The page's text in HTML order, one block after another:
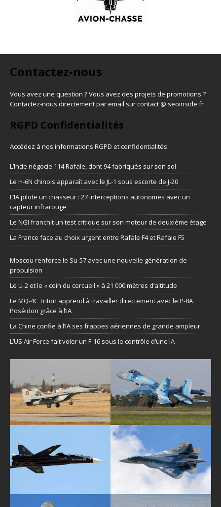
Contactez-nous
Vous avez une question ? Vous avez des projets de promotions ?
Contactez-nous directement par email sur contact @ seoinside.fr
RGPD Confidentialités
Accédez à nos informations RGPD et confidentialités.
L’Inde négocie 114 Rafale, dont 94 fabriqués sur son sol
Le H-6N chinois apparaît avec le JL-1 sous escorte de J-20
L’IA pilote un chasseur : 27 interceptions autonomes avec un
capteur infrarouge
Le NGI franchit un test critique sur son moteur de deuxième étage
La France face au choix urgent entre Rafale F4 et Rafale F5
Moscou renforce le Su-57 avec une nouvelle génération de
propulsion
Le U-2 et le « coin du cercueil » à 21 000 mètres d’altitude
Le MQ-4C Triton apprend à travailler directement avec le P-8A
Poséidon grâce à l’IA
La Chine confie à l’IA ses frappes aériennes de grande ampleur
L’US Air Force fait voler un F-16 sous le contrôle d’une IA